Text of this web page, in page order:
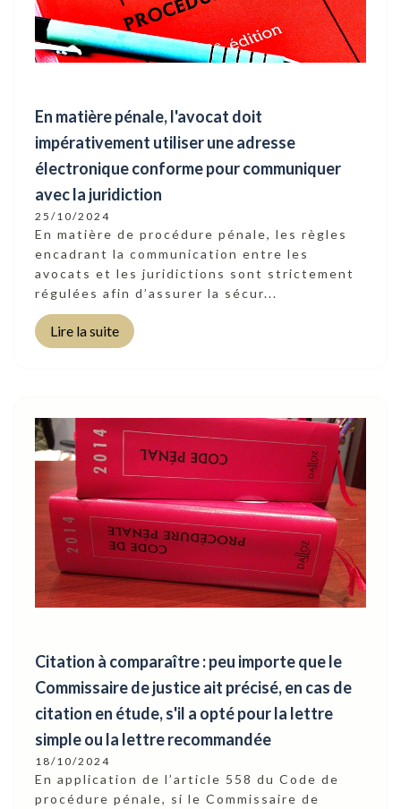
En matière pénale, l'avocat doit
impérativement utiliser une adresse
électronique conforme pour communiquer
avec la juridiction
25/10/2024
En matière de procédure pénale, les règles
encadrant la communication entre les
avocats et les juridictions sont strictement
régulées afin d’assurer la sécur...
Lire la suite
Citation à comparaître : peu importe que le
Commissaire de justice ait précisé, en cas de
citation en étude, s'il a opté pour la lettre
simple ou la lettre recommandée
18/10/2024
En application de l’article 558 du Code de
procédure pénale, si le Commissaire de